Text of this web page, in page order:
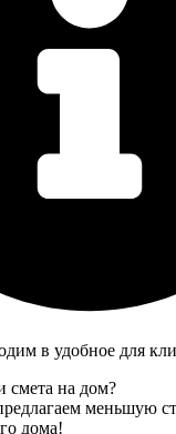
в удобное для
смета на дом?
меньшую
дома!